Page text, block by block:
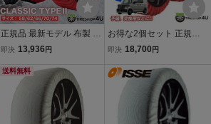
正規品 最新モデル 布製 IS
SE サイズ62 イッセ スノ
イプ2 非金属 タイヤチェ
ーン ジャッキアップ不要
即決 13,936 円
お得な2個セット 正規品
布製 ISSE サイズ66 クラ
セ スノーソックス 非金属
タイヤチェーン ジャッキ
即決 18,700 円
送料無料